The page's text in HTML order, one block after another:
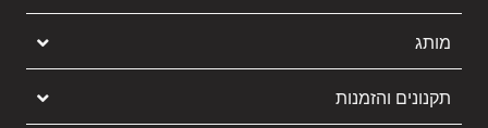
מותג
תקנונים והזמנות